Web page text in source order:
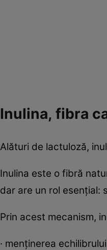
Inulina, fibra
Alături de lactuloză,
Inulina este o fibră
dar are un rol
Prin acest mecanism,
· menținerea